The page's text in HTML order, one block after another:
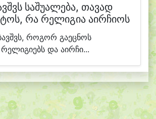
საშუალება, თავად
რა რელიგია აირჩიოს
როგორ გაეცნოს
რელიგიებს და აირჩი...